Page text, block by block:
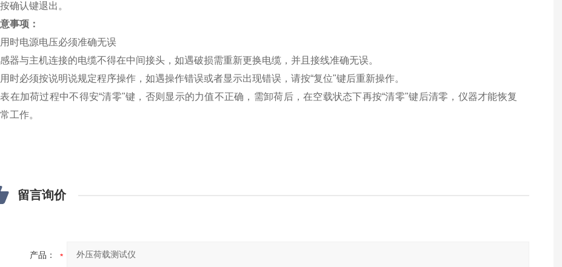
确认键退出。
事项：
时电源电压必须准确无误
器与主机连接的电缆不得在中间接头，如遇破损需重新更换电缆，并且接线准确无误。
时必须按说明说规定程序操作，如遇操作错误或者显示出现错误，请按“复位"键后重新操作。
在加荷过程中不得安“清零"键，否则显示的力值不正确，需卸荷后，在空载状态下再按“清零"键后清零，仪器才能恢复
工作。
留言询价
产品：